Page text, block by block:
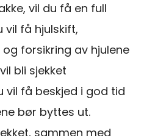
vil du få en full
vil få hjulskift,
forsikring av hjulene
bli sjekket
vil få beskjed i god tid
bør byttes ut.
sammen med